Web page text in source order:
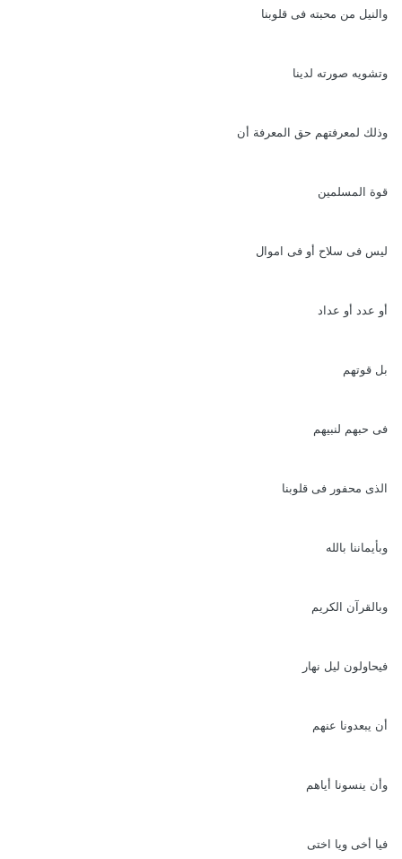
والنيل من محبته فى قلوبنا
وتشويه صورته لدينا
وذلك لمعرفتهم حق المعرفة أن
قوة المسلمين
ليس فى سلاح أو فى اموال
أو عدد أو عداد
بل قوتهم
فى حبهم لنبيهم
الذى محفور فى قلوبنا
وبأيماننا بالله
وبالقرآن الكريم
فيحاولون ليل نهار
أن يبعدونا عنهم
وأن ينسونا أياهم
فيا أخى ويا اختى